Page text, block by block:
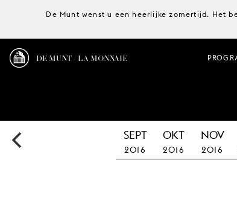
De Munt wenst u een heerlijke zomertijd. Het
DE MUNT / LA MONNAIE
SEPT
2016
OKT
2016
NOV
2016